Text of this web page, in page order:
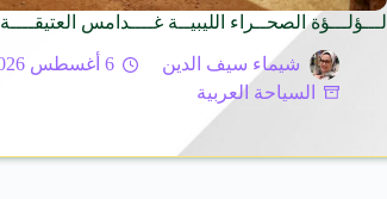
لـــؤلـــؤة الصحــراء الليبيــة غــــدامس العتيقــــة
شيماء سيف الدين
6 أغسطس 2026
السياحة العربية